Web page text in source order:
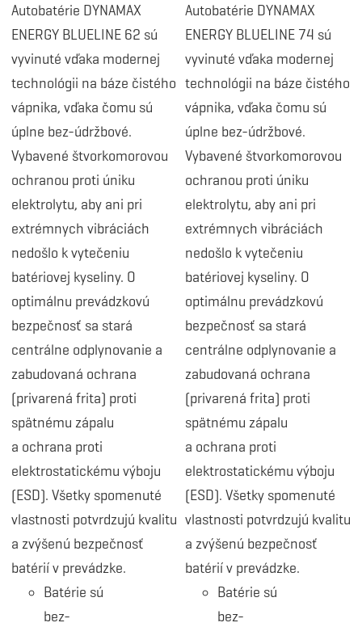
Autobatérie DYNAMAX
ENERGY BLUELINE 62 sú
vyvinuté vďaka modernej
technológii na báze čistého
vápnika, vďaka čomu sú
úplne bez-údržbové.
Vybavené štvorkomorovou
ochranou proti úniku
elektrolytu, aby ani pri
extrémnych vibráciách
nedošlo k vytečeniu
batériovej kyseliny. O
optimálnu prevádzkovú
bezpečnosť sa stará
centrálne odplynovanie a
zabudovaná ochrana
(privarená frita) proti
spätnému zápalu
a ochrana proti
elektrostatickému výboju
(ESD). Všetky spomenuté
vlastnosti potvrdzujú kvalitu
a zvýšenú bezpečnosť
batérií v prevádzke.
Batérie sú
bez-
Autobatérie DYNAMAX
ENERGY BLUELINE 74 sú
vyvinuté vďaka modernej
technológii na báze čistého
vápnika, vďaka čomu sú
úplne bez-údržbové.
Vybavené štvorkomorovou
ochranou proti úniku
elektrolytu, aby ani pri
extrémnych vibráciách
nedošlo k vytečeniu
batériovej kyseliny. O
optimálnu prevádzkovú
bezpečnosť sa stará
centrálne odplynovanie a
zabudovaná ochrana
(privarená frita) proti
spätnému zápalu
a ochrana proti
elektrostatickému výboju
(ESD). Všetky spomenuté
vlastnosti potvrdzujú kvalitu
a zvýšenú bezpečnosť
batérií v prevádzke.
Batérie sú
bez-